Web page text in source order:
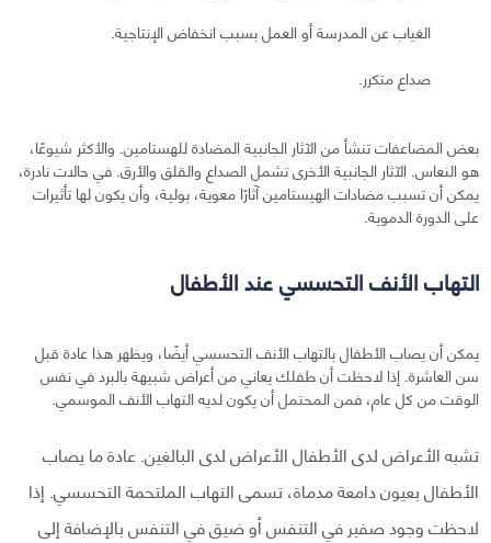
الغياب عن المدرسة أو العمل بسبب انخفاض الإنتاجية.
صداع متكرر.
بعض المضاعفات تنشأ من الآثار الجانبية المضادة للهستامين. والأكثر شيوعًا،
هو النعاس. الآثار الجانبية الأخرى تشمل الصداع والقلق والأرق. في حالات نادرة،
يمكن أن تسبب مضادات الهيستامين آثارًا معوية، بولية، وأن يكون لها تأثيرات
على الدورة الدموية.
التهاب الأنف التحسسي عند الأطفال
يمكن أن يصاب الأطفال بالتهاب الأنف التحسسي أيضًا، ويظهر هذا عادة قبل
سن العاشرة. إذا لاحظت أن طفلك يعاني من أعراض شبيهة بالبرد في نفس
الوقت من كل عام، فمن المحتمل أن يكون لديه التهاب الأنف الموسمي.
تشبه الأعراض لدى الأطفال الأعراض لدى البالغين. عادة ما يصاب
الأطفال بعيون دامعة مدماة، تسمى التهاب الملتحمة التحسسي. إذا
لاحظت وجود صفير في التنفس أو ضيق في التنفس بالإضافة إلى